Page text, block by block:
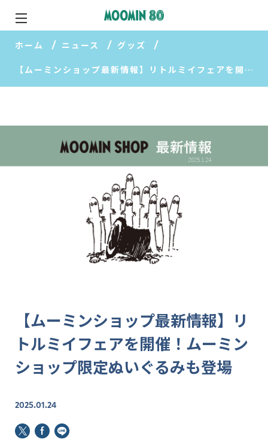
ホーム ニュース グッズ
【ムーミンショップ最新情報】リトルミイフェアを開催！ムーミンショップ限定ぬいぐるみも登場
【ムーミンショップ最新情報】リ
トルミイフェアを開催！ムーミン
ショップ限定ぬいぐるみも登場
2025.01.24